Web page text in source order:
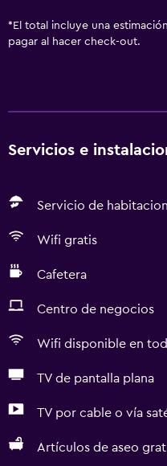
* El total incluye una
pagar al hacer check-out.
Servicios e
Servicio de
Wifi gratis
Cafetera
Centro de negocios
Wifi disponible en
TV de pantalla plana
TV por cable o vía
Artículos de aseo